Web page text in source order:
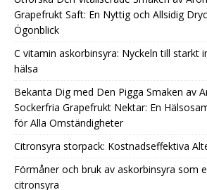
Grapefrukt Saft: En Nyttig och Allsidig
Ögonblick
C vitamin askorbinsyra: Nyckeln till starkt
hälsa
Bekanta Dig med Den Pigga Smaken av
Sockerfria Grapefrukt Nektar: En
för Alla Omständigheter
Citronsyra storpack: Kostnadseffektiva
Förmåner och bruk av askorbinsyra som
citronsyra